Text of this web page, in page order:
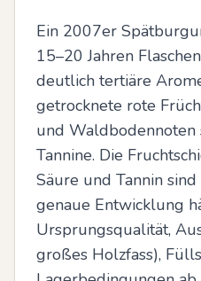
Ein 2007er
15–20 Jahren
deutlich tertiäre
getrocknete rote
und
Tannine. Die
Säure und Tannin
genaue Entwicklung
Ursprungsqualität,
großes Holzfass),